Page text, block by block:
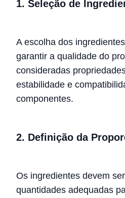
1. Seleção de
A escolha dos
garantir a qualidade do
consideradas
estabilidade e
componentes.
2. Definição da
Os ingredientes devem
quantidades adequadas